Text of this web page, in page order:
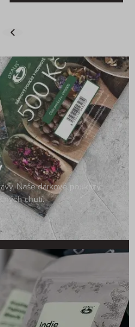
Naše dárkové poukazy
chutí.